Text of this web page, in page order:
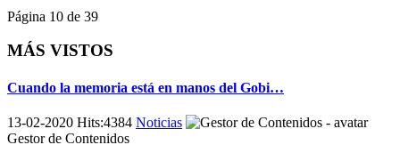
Página 10 de 39
MÁS VISTOS
Cuando la memoria está en manos del Gobi…
13-02-2020 Hits:4384 Noticias
Gestor de Contenidos